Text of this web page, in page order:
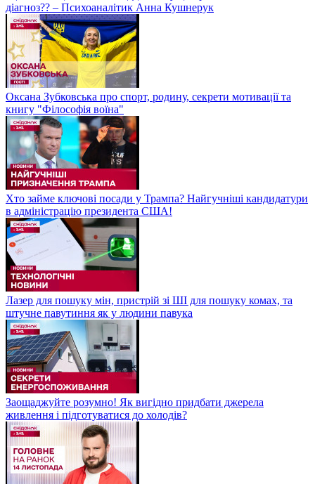
діагноз?? – Психоаналітик Анна Кушнерук
Оксана Зубковська про спорт, родину, секрети мотивації та
книгу "Філософія воїна"
Хто займе ключові посади у Трампа? Найгучніші кандидатури
в адміністрацію президента США!
Лазер для пошуку мін, пристрій зі ШІ для пошуку комах, та
штучне павутиння як у людини павука
Заощаджуйте розумно! Як вигідно придбати джерела
живлення і підготуватися до холодів?